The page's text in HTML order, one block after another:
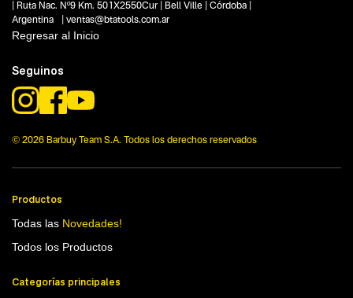
| Ruta Nac. Nº9 Km. 501X2550Cur | Bell Ville | Córdoba |
Argentina | ventas@btatools.com.ar
Regresar al Inicio
Seguinos
© 2026 Barbuy Team S.A. Todos los derechos reservados
Productos
Todas las Novedades!
Todos los Productos
Categorías principales